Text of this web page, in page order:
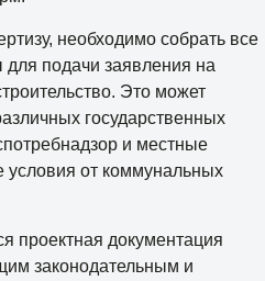
необходимо собрать все
подачи заявления на
Это может
государственных
и местные
условия от коммунальных
проектная документация
законодательным и